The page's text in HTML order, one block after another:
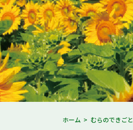
ホーム むらのできごと